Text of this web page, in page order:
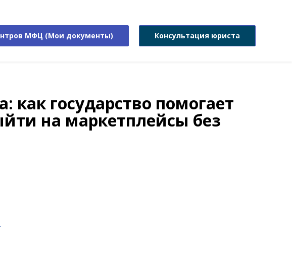
Консультация юриста
МФЦ (Мои документы)
как государство помогает
на маркетплейсы без